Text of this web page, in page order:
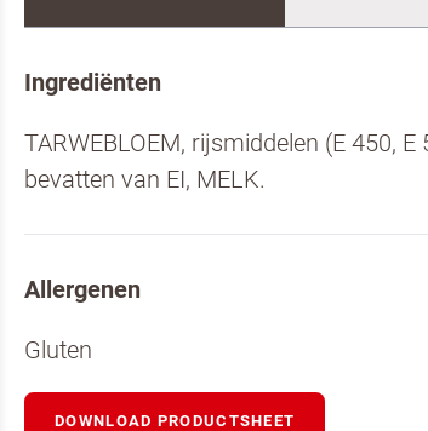
Ingrediënten
TARWEBLOEM, rijsmiddelen (E 450,
bevatten van EI, MELK.
Allergenen
Gluten
DOWNLOAD PRODUCTSHEET